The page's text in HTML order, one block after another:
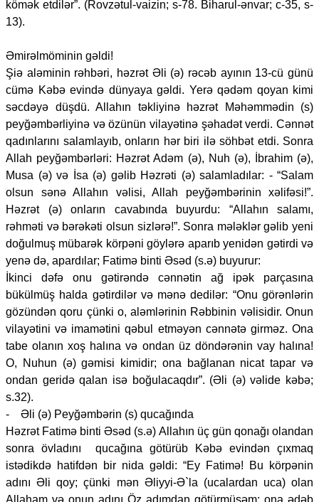
kömək etdilər”. (Rovzətul-vaizin; s-78. Biharul-ənvar; c-35, s-
13).
Əmirəlmöminin gəldi!
Şiə aləminin rəhbəri, həzrət Əli (ə) rəcəb ayının 13-cü günü
cümə Kəbə evində dünyaya gəldi. Yerə qədəm qoyan kimi
səcdəyə düşdü. Allahın təkliyinə həzrət Məhəmmədin (s)
peyğəmbərliyinə və özünün vilayətinə şəhadət verdi. Cənnət
qadınlarını salamlayıb, onların hər biri ilə söhbət etdi. Sonra
Allah peyğəmbərləri: Həzrət Adəm (ə), Nuh (ə), İbrahim (ə),
Musa (ə) və İsa (ə) gəlib Həzrəti (ə) salamladılar: - “Salam
olsun sənə Allahın vəlisi, Allah peyğəmbərinin xəlifəsi!”.
Həzrət (ə) onların cavabında buyurdu: “Allahın salamı,
rəhməti və bərəkəti olsun sizlərə!”. Sonra mələklər gəlib yeni
doğulmuş mübarək körpəni göylərə aparıb yenidən gətirdi və
yenə də, apardılar; Fatimə binti Əsəd (s.ə) buyurur:
İkinci dəfə onu gətirəndə cənnətin ağ ipək parçasına
bükülmüş halda gətirdilər və mənə dedilər: “Onu görənlərin
gözündən qoru çünki o, aləmlərinin Rəbbinin vəlisidir. Onun
vilayətini və imamətini qəbul etməyən cənnətə girməz. Ona
tabe olanın xoş halına və ondan üz döndərənin vay halına!
O, Nuhun (ə) gəmisi kimidir; ona bağlanan nicat tapar və
ondan geridə qalan isə boğulacaqdır”. (Əli (ə) vəlide kəbə;
s.32).
- Əli (ə) Peyğəmbərin (s) qucağında
Həzrət Fatimə binti Əsəd (s.ə) Allahın üç gün qonağı olandan
sonra övladını qucağına götürüb Kəbə evindən çıxmaq
istədikdə hatifdən bir nida gəldi: “Ey Fatimə! Bu körpənin
adını Əli qoy; çünki mən Əliyyi-Ə`la (ucalardan uca) olan
Allaham və onun adını Öz adımdan götürmüşəm; ona ədəb